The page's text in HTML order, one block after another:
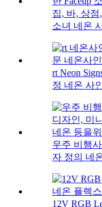
집, 바, 상점
소녀 네온
rt Neon
정 네온 사
우주 비행
자 정의 네
12V RGB